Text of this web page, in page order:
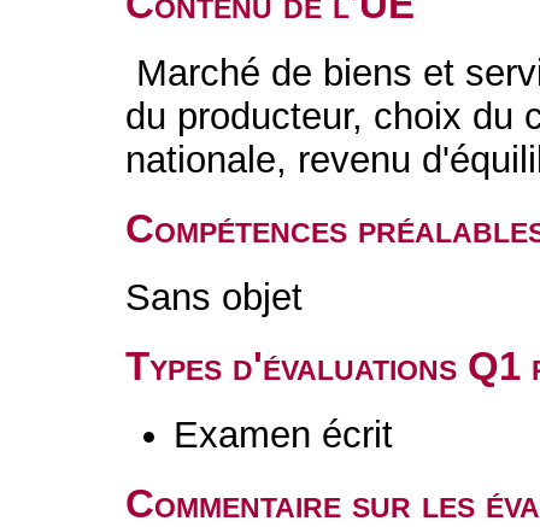
Marché de biens et
du producteur, choix du
nationale, revenu
Compétences
Sans objet
Types d'évaluations
Examen écrit
Commentaire sur les